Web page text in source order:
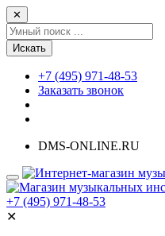
✕
Искать
+7 (495) 971-48-53
Заказать звонок
DMS-ONLINE.RU
+7 (495) 971-48-53
✕